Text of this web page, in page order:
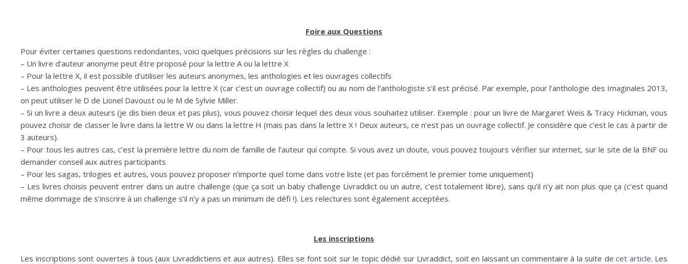
Foire aux Questions
Pour éviter certaines questions redondantes, voici quelques précisions sur les règles du challenge :
– Un livre d’auteur anonyme peut être proposé pour la lettre A ou la lettre X
– Pour la lettre X, il est possible d’utiliser les auteurs anonymes, les anthologies et les ouvrages collectifs
– Les anthologies peuvent être utilisées pour la lettre X (car c’est un ouvrage collectif) ou au nom de l’anthologiste s’il est précisé. Par exemple, pour l’anthologie des Imaginales 2013,
on peut utiliser le D de Lionel Davoust ou le M de Sylvie Miller.
– Si un livre a deux auteurs (je dis bien deux et pas plus), vous pouvez choisir lequel des deux vous souhaitez utiliser. Exemple : pour un livre de Margaret Weis & Tracy Hickman, vous
pouvez choisir de classer le livre dans la lettre W ou dans la lettre H (mais pas dans la lettre X ! Deux auteurs, ce n’est pas un ouvrage collectif. Je considère que c’est le cas à partir de
3 auteurs).
– Pour tous les autres cas, c’est la première lettre du nom de famille de l’auteur qui compte. Si vous avez un doute, vous pouvez toujours vérifier sur internet, sur le site de la BNF ou
demander conseil aux autres participants
– Pour les sagas, trilogies et autres, vous pouvez proposer n’importe quel tome dans votre liste (et pas forcément le premier tome uniquement)
– Les livres choisis peuvent entrer dans un autre challenge (que ça soit un baby challenge Livraddict ou un autre, c’est totalement libre), sans qu’il n’y ait non plus que ça (c’est quand
même dommage de s’inscrire à un challenge s’il n’y a pas un minimum de défi !). Les relectures sont également acceptées.
Les inscriptions
Les inscriptions sont ouvertes à tous (aux Livraddictiens et aux autres). Elles se font soit sur le topic dédié sur Livraddict, soit en laissant un commentaire à la suite de cet article. Les